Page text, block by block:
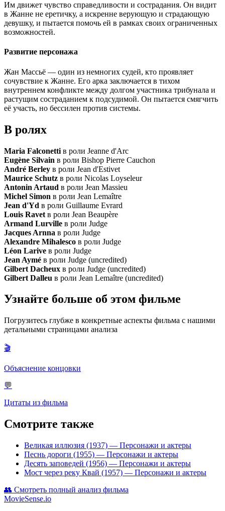
Им движет чувство справедливости и сострадания. Он видит
в Жанне не еретичку, а искренне верующую и страдающую
девушку, и пытается помочь ей в рамках своих ограниченных
возможностей.
Развитие персонажа
Жан Массьё — один из немногих судей, кто проявляет
сочувствие к Жанне. Его арка заключается в тихом
внутреннем конфликте между долгом участника трибунала и
растущим состраданием к подсудимой. Он пытается смягчить
её участь, но бессилен против системы.
В ролях
Maria Falconetti в роли Jeanne d'Arc
Eugène Silvain в роли Bishop Pierre Cauchon
André Berley в роли Jean d'Estivet
Maurice Schutz в роли Nicolas Loyseleur
Antonin Artaud в роли Jean Massieu
Michel Simon в роли Jean Lemaître
Jean d'Yd в роли Guillaume Evrard
Louis Ravet в роли Jean Beaupère
Armand Lurville в роли Judge
Jacques Arnna в роли Judge
Alexandre Mihalesco в роли Judge
Léon Larive в роли Judge
Jean Aymé в роли Judge (uncredited)
Gilbert Dacheux в роли Judge (uncredited)
Gilbert Dalleu в роли Jean Lemaître (uncredited)
Узнайте больше об этом фильме
Погрузитесь глубже в конкретные аспекты фильма с нашими
детальными страницами анализа
🎬
Объяснение концовки
💬
Цитаты из фильма
Смотрите также
Великая иллюзия (1937) — Персонажи и актеры
Песнь дороги (1955) — Персонажи и актеры
Десять заповедей (1956) — Персонажи и актеры
Мост через реку Квай (1957) — Персонажи и актеры
👥 Смотреть полный анализ фильма
MovieSense.io